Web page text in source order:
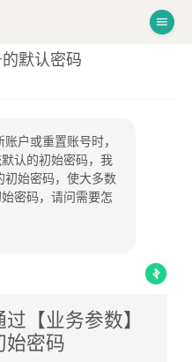
默认密码
户或重置账号时，
认的初始密码，我
初始密码，使大多数
密码，请问需要怎
【业务参数】
始密码